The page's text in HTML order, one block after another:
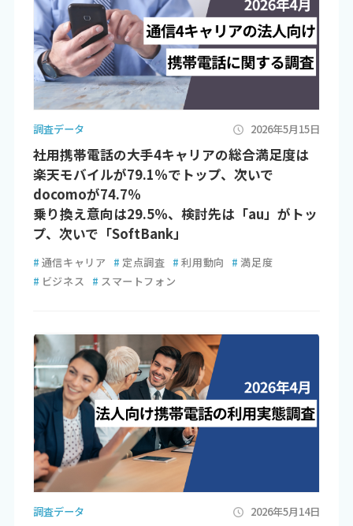
調査データ 2026年5月15日
社用携帯電話の大手4キャリアの総合満足度は
楽天モバイルが79.1％でトップ、次いで
docomoが74.7％
乗り換え意向は29.5％、検討先は「au」がトッ
プ、次いで「SoftBank」
# 通信キャリア # 定点調査 # 利用動向 # 満足度
# ビジネス # スマートフォン
調査データ 2026年5月14日